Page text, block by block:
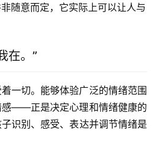
随意而定，它实际上可以让人与
在。”
一切。能够体验广泛的情绪范围
——正是决定心理和情绪健康的
识别、感受、表达并调节情绪是